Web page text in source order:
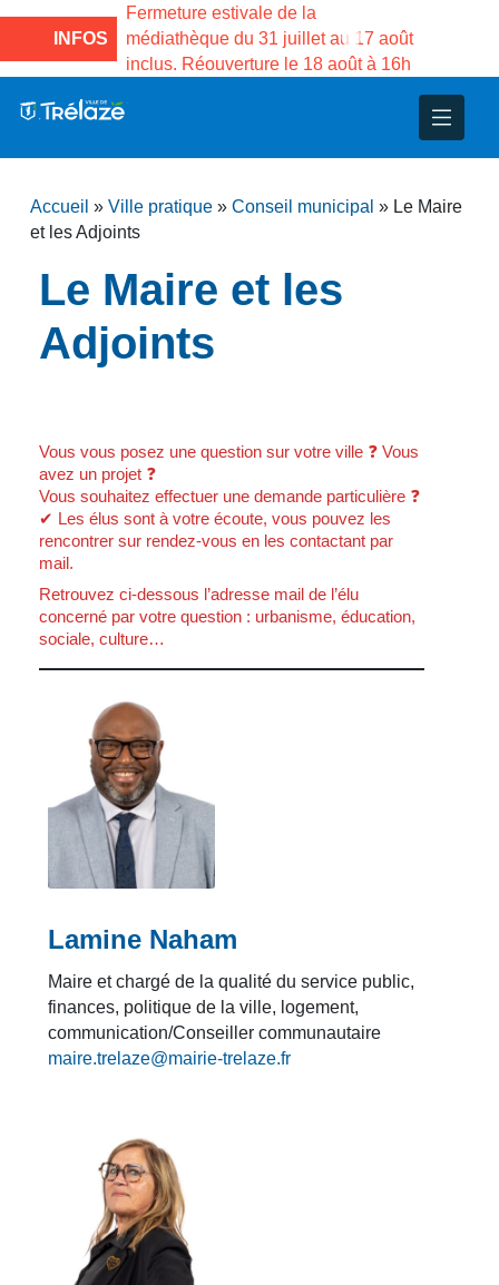
INFOS
de la
juillet au 17 août
le 18 août à 16h
Fermeture estivale de la Maison des
Services publics Vasco de Gama du
3 au 21 août
Projets
– Jumelage
Patrimoine
Accueil » Ville pratique » Conseil municipal » Le Maire
et les Adjoints
Le Maire et les
Adjoints
Vous vous posez une question sur votre ville ❓ Vous
avez un projet ❓
Vous souhaitez effectuer une demande particulière ❓
✔ Les élus sont à votre écoute, vous pouvez les
rencontrer sur rendez-vous en les contactant par
mail.
Retrouvez ci-dessous l’adresse mail de l’élu
concerné par votre question : urbanisme, éducation,
sociale, culture…
Lamine Naham
Maire et chargé de la qualité du service public,
finances, politique de la ville, logement,
communication/Conseiller communautaire
maire.trelaze@mairie-trelaze.fr